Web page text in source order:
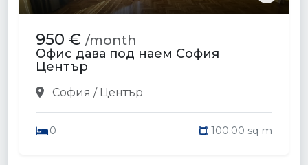
950 € /month
Офис дава под наем София
Център
София / Център
0 100.00 sq m